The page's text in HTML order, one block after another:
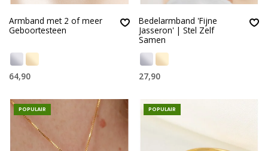
Armband met 2 of meer
Geboortesteen
64,90
Bedelarmband 'Fijne
Jasseron' | Stel Zelf
Samen
27,90
POPULAIR POPULAIR